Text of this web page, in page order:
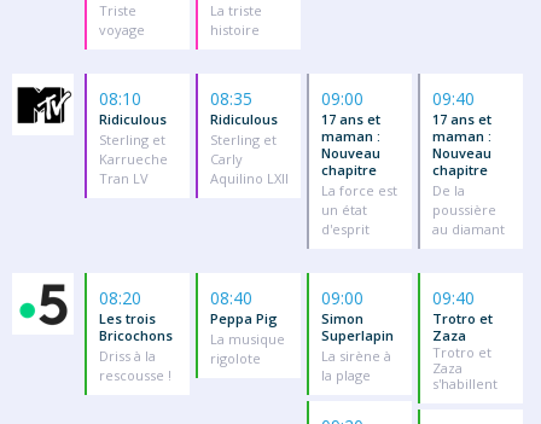
Triste
voyage
La triste
histoire
08:10
Ridiculous
Sterling et
Karrueche
Tran LV
08:35
Ridiculous
Sterling et
Carly
Aquilino LXII
09:00
17 ans et
maman :
Nouveau
chapitre
La force est
un état
d'esprit
09:40
17 ans et
maman :
Nouveau
chapitre
De la
poussière
au diamant
08:20
Les trois
Bricochons
Driss à la
rescousse !
08:40
Peppa Pig
La musique
rigolote
09:00
Simon
Superlapin
La sirène à
la plage
09:40
Trotro et
Zaza
Trotro et
Zaza
s'habillent